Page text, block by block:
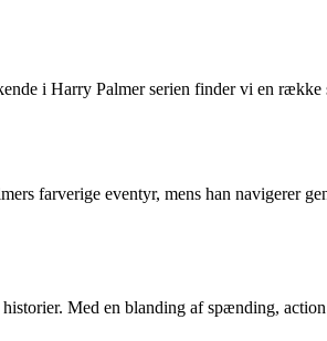
i Harry Palmer serien finder vi en
farverige eventyr, mens han navigerer
Med en blanding af spænding,